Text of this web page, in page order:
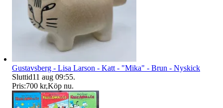
Gustavsberg - Lisa Larson - Katt - "Mika" - Brun - Nyskick
Sluttid11 aug 09:55.
Pris:700 kr,Köp nu.